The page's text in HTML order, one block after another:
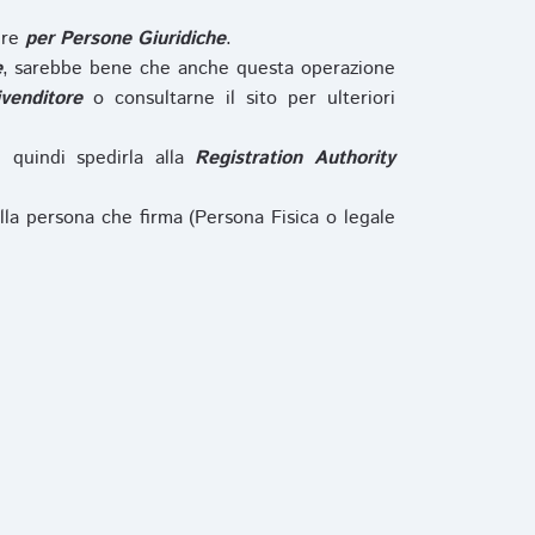
per Persone Giuridiche.
, sarebbe bene che anche questa operazione
o consultarne il sito per ulteriori
spedirla alla Registration Authority
persona che firma (Persona Fisica o legale